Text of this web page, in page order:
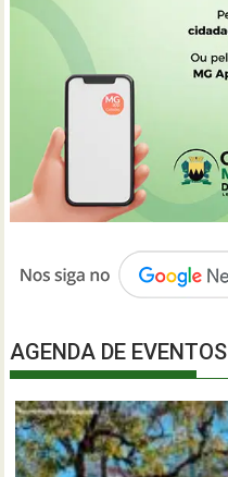
AGENDA DE EVENTOS